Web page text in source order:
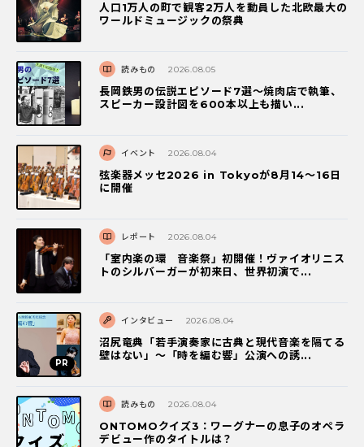
人口1万人の町で観客2万人を動員した北欧最大の
ワールドミュージックの祭典
読みもの 2026.08.05
長岡鉄男の伝説エピソード7選〜焼肉店で執筆、
スピーカー設計図を600本以上も描い...
イベント 2026.08.04
弦楽器メッセ2026 in Tokyoが8月14～16日
に開催
レポート 2026.08.04
「室内楽の環 音楽祭」初開催！ヴァイオリニス
トのシルバーガーが初来日、世界初演で...
インタビュー 2026.08.04
沼尻竜典「若手演奏家に古典と現代音楽を隔てる
壁はない」～「時を編む響」公演への誘...
読みもの 2026.08.04
ONTOMOクイズ3：ワーグナーの息子のオペラ
デビュー作のタイトルは？